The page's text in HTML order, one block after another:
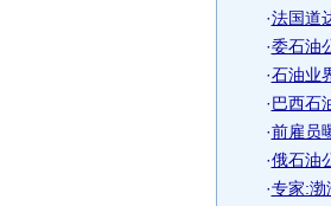
·法国道
·委石油
·石油业
·巴西石
·前雇员
·俄石油
·专家:渤